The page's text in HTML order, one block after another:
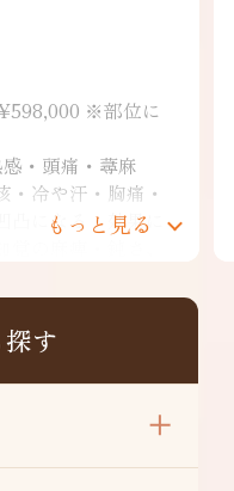
※部位に
・頭痛・蕁麻
冷や汗・胸痛・
凸になる・効果に
・頭痛・蕁麻
・冷や汗・胸痛・
凸になる・効果に
覚の麻痺・鈍さ、
もっと見る
す